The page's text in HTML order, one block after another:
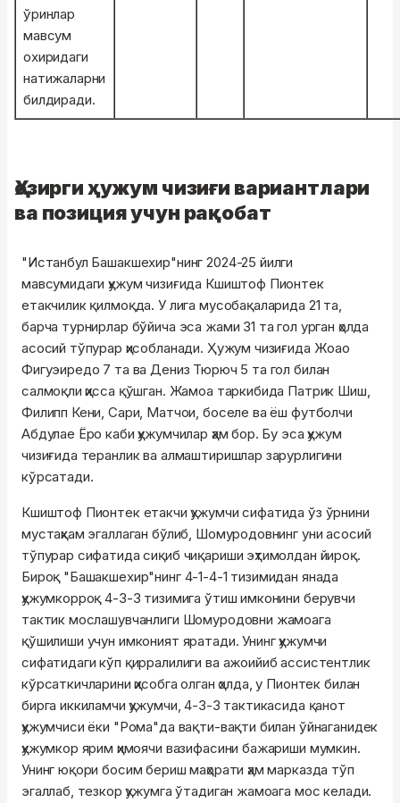
ўринлар
мавсум
охиридаги
натижаларни
билдиради.
Ҳозирги ҳужум чизиғи вариантлари
ва позиция учун рақобат
"Истанбул Башакшехир"нинг 2024-25 йилги
мавсумидаги ҳужум чизиғида Кшиштоф Пионтек
етакчилик қилмоқда. У лига мусобақаларида 21 та,
барча турнирлар бўйича эса жами 31 та гол урган ҳолда
асосий тўпурар ҳисобланади. Ҳужум чизиғида Жоао
Фигуэиредо 7 та ва Дениз Тюрюч 5 та гол билан
салмоқли ҳисса қўшган. Жамоа таркибида Патрик Шиш,
Филипп Кени, Сари, Матчои, боселе ва ёш футболчи
Абдулае Ёро каби ҳужумчилар ҳам бор. Бу эса ҳужум
чизиғида теранлик ва алмаштиришлар зарурлигини
кўрсатади.
Кшиштоф Пионтек етакчи ҳужумчи сифатида ўз ўрнини
мустаҳкам эгаллаган бўлиб, Шомуродовнинг уни асосий
тўпурар сифатида сиқиб чиқариши эҳтимолдан йироқ.
Бироқ "Башакшехир"нинг 4-1-4-1 тизимидан янада
ҳужумкорроқ 4-3-3 тизимига ўтиш имконини берувчи
тактик мослашувчанлиги Шомуродовни жамоага
қўшилиши учун имконият яратади. Унинг ҳужумчи
сифатидаги кўп қирралилиги ва ажоийиб ассистентлик
кўрсаткичларини ҳисобга олган ҳолда, у Пионтек билан
бирга иккиламчи ҳужумчи, 4-3-3 тактикасида қанот
ҳужумчиси ёки "Рома"да вақти-вақти билан ўйнаганидек
ҳужумкор ярим ҳимоячи вазифасини бажариши мумкин.
Унинг юқори босим бериш маҳорати ҳам марказда тўп
эгаллаб, тезкор ҳужумга ўтадиган жамоага мос келади.